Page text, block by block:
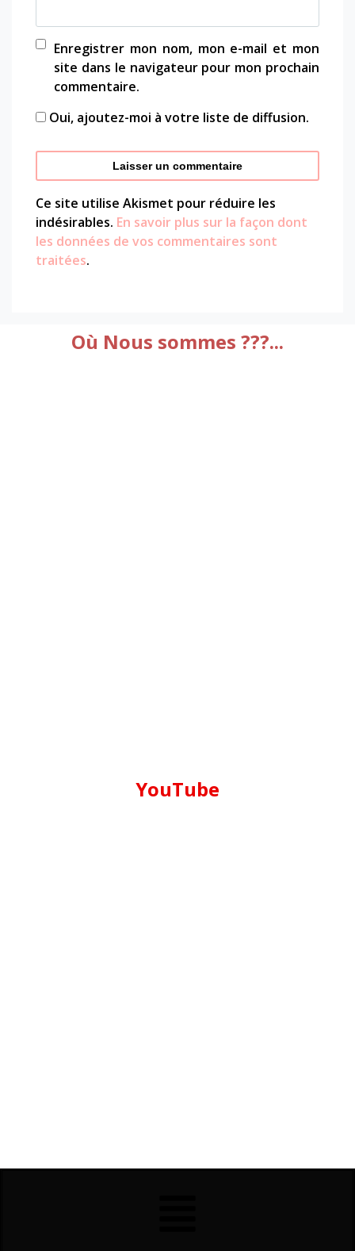
Enregistrer mon nom, mon e-mail et mon
site dans le navigateur pour mon prochain
commentaire.
Oui, ajoutez-moi à votre liste de diffusion.
Ce site utilise Akismet pour réduire les
indésirables. En savoir plus sur la façon dont
les données de vos commentaires sont
traitées.
Où Nous sommes ???...
YouTube